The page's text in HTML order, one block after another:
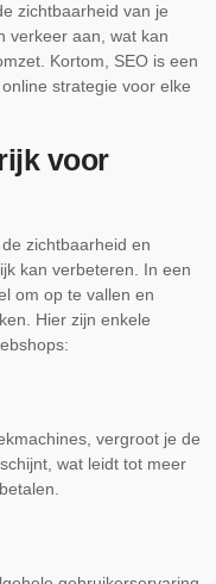
zichtbaarheid van je
verkeer aan, wat kan
Kortom, SEO is een
strategie voor elke
voor
zichtbaarheid en
kan verbeteren. In een
om op te vallen en
Hier zijn enkele
vergroot je de
wat leidt tot meer